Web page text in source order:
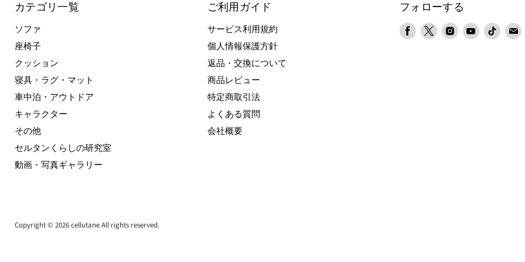
カテゴリ一覧
ソファ
座椅子
クッション
寝具・ラグ・マット
車中泊・アウトドア
キャラクター
その他
セルタンくらしの研究室
動画・写真ギャラリー
ご利用ガイド
サービス利用規約
個人情報保護方針
返品・交換について
商品レビュー
特定商取引法
よくある質問
会社概要
フォローする
Facebook
X
Instagram
YouTubeTikTokE
Copyright © 2026 cellutane All rights reserved.